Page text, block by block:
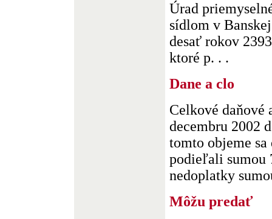
Úrad
sídlom v
desať rokov
ktoré p. . .
Dane a clo
Celkové daňové
decembru 2002
tomto objeme
podieľali sumou
nedoplatky
Môžu predať